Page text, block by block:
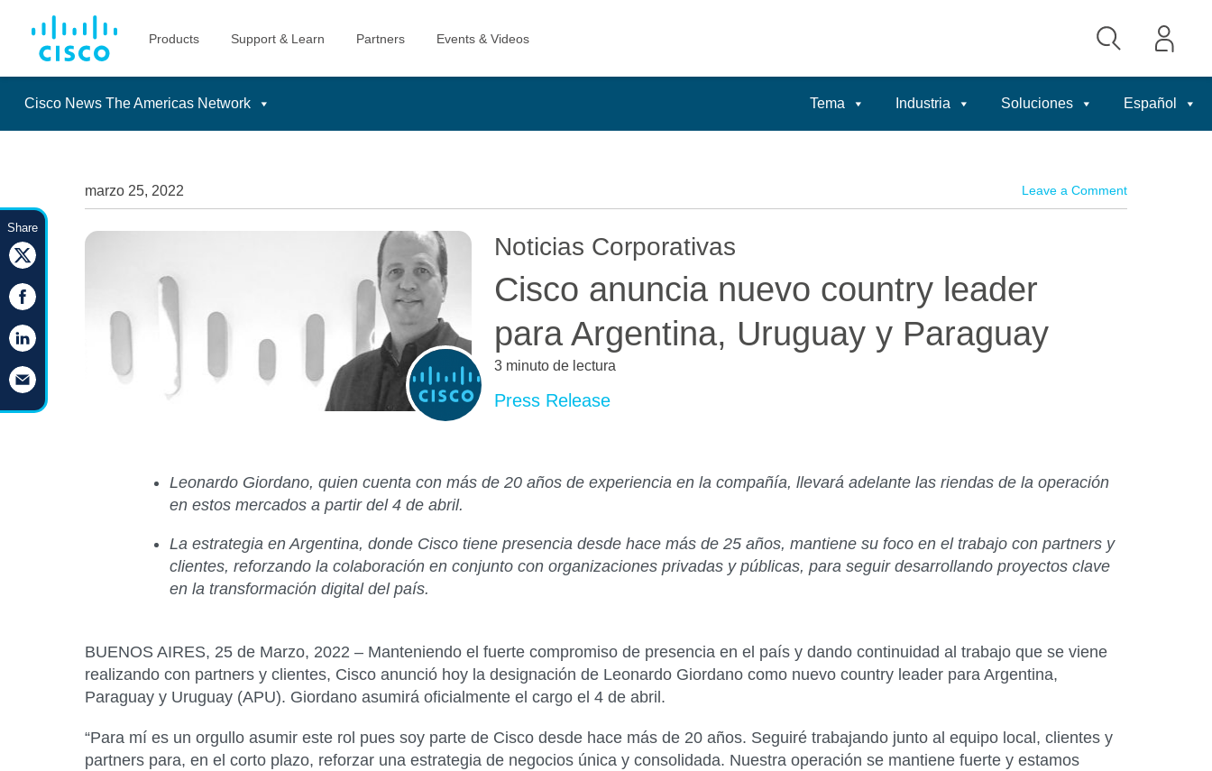
Cisco News The Americas Network Tema Industria Soluciones Español
marzo 25, 2022 Leave a Comment
Noticias Corporativas
Cisco anuncia nuevo country leader
para Argentina, Uruguay y Paraguay
3 minuto de lectura
Press Release
Leonardo Giordano, quien cuenta con más de 20 años de experiencia en la compañía, llevará adelante las riendas de la operación
en estos mercados a partir del 4 de abril.
La estrategia en Argentina, donde Cisco tiene presencia desde hace más de 25 años, mantiene su foco en el trabajo con partners y
clientes, reforzando la colaboración en conjunto con organizaciones privadas y públicas, para seguir desarrollando proyectos clave
en la transformación digital del país.
BUENOS AIRES, 25 de Marzo, 2022 – Manteniendo el fuerte compromiso de presencia en el país y dando continuidad al trabajo que se viene
realizando con partners y clientes, Cisco anunció hoy la designación de Leonardo Giordano como nuevo country leader para Argentina,
Paraguay y Uruguay (APU). Giordano asumirá oficialmente el cargo el 4 de abril.
“Para mí es un orgullo asumir este rol pues soy parte de Cisco desde hace más de 20 años. Seguiré trabajando junto al equipo local, clientes y
partners para, en el corto plazo, reforzar una estrategia de negocios única y consolidada. Nuestra operación se mantiene fuerte y estamos
Share